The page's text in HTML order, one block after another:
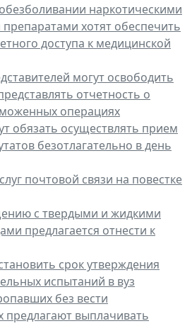
наркотическими
хотят обеспечить
доступа к медицинской
могут освободить
отчетность о
операциях
обязать осуществлять прием
безотлагательно в день
почтовой связи на повестке
с твердыми и жидкими
предлагается отнести к
срок утверждения
испытаний в вуз
без вести
выплачивать